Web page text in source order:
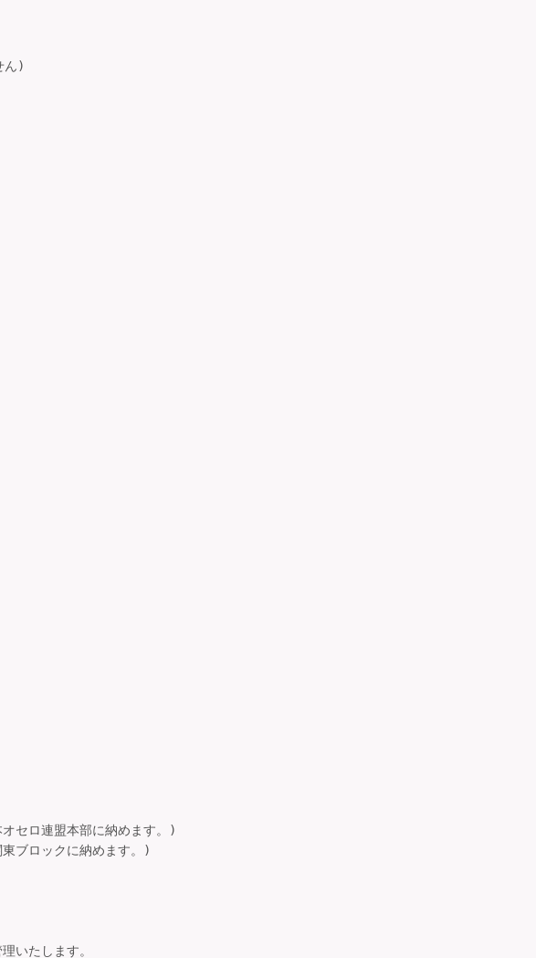
ん)
セロ連盟本部に納めます。)
東ブロックに納めます。)
いたします。